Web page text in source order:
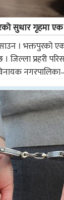
सुधार गृहमा
। भक्तपुरको
जिल्ला प्रहरी